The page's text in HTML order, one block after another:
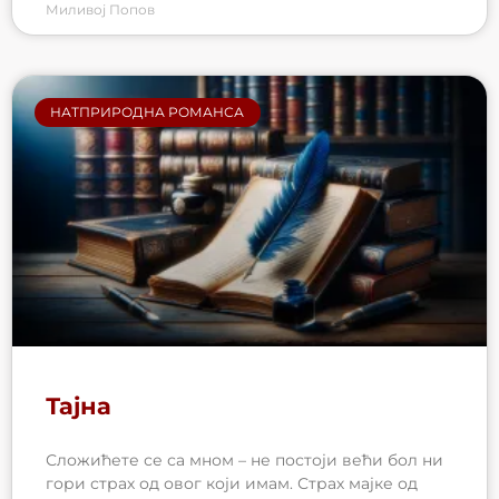
Миливој Попов
НАТПРИРОДНА РОМАНСА
Тајна
Сложићете се са мном – не постоји већи бол ни
гори страх од овог који имам. Страх мајке од